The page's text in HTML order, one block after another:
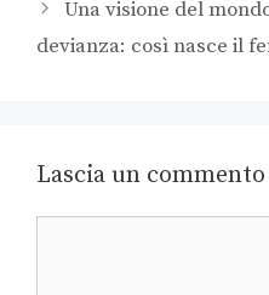
Una visione del
devianza: così nasce il
Lascia un commento